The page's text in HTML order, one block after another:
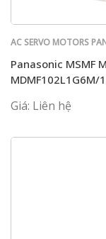
AC SERVO MOTORS
Panasonic MSMF
MDMF102L1G6M/
Giá: Liên hệ